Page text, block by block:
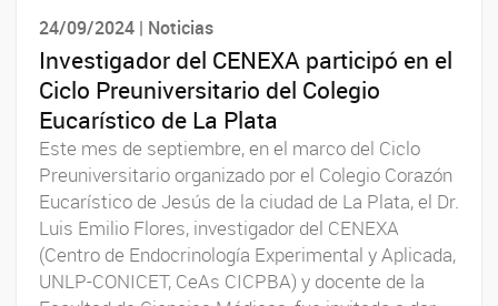
24/09/2024 | Noticias
Investigador del CENEXA participó en el
Ciclo Preuniversitario del Colegio
Eucarístico de La Plata
Este mes de septiembre, en el marco del Ciclo
Preuniversitario organizado por el Colegio Corazón
Eucarístico de Jesús de la ciudad de La Plata, el Dr.
Luis Emilio Flores, investigador del CENEXA
(Centro de Endocrinología Experimental y Aplicada,
UNLP-CONICET, CeAs CICPBA) y docente de la